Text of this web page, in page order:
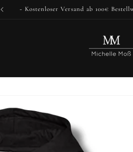
~ Kostenloser Versand ab 100€